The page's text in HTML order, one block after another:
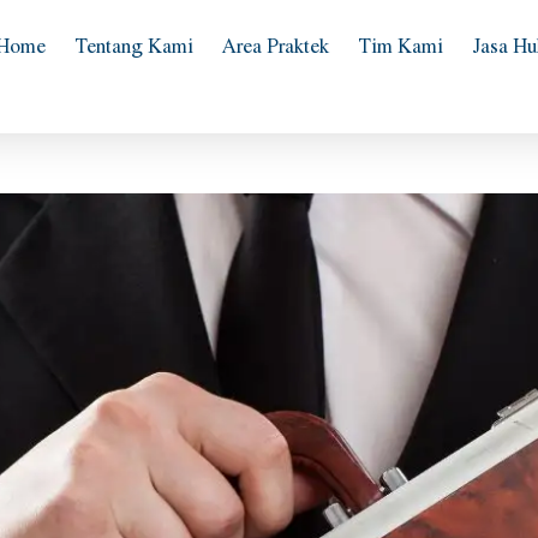
Tentang Kami Area Praktek Tim Kami Jasa